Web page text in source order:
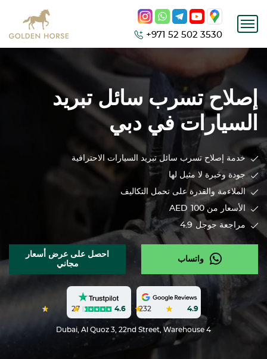
+971 52 502 3530
إصلاح تسرب سائل تبريد
السيارات في دبي
خدمة إصلاح تسرب سائل تبريد السيارات الاحترافية
جودة وخبرة لا مثيل لها
الملاءمة والقدرة على تحمل التكاليف
الأسعار من 100
AED
مراجعة جوجل 4.9
واتساب
احصل على عرض أسعار
مجاني
4.9
232
4.6
27
Dubai, Al Quoz 3, 22nd Street, Warehouse 4